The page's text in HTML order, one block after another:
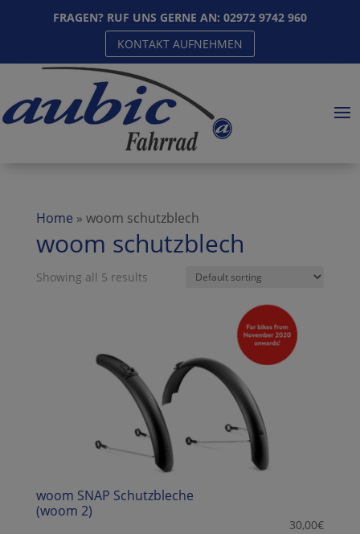
FRAGEN? RUF UNS GERNE AN: 02972 9742 960
KONTAKT AUFNEHMEN
Home » woom schutzblech
woom schutzblech
Showing all 5 results
woom SNAP Schutzbleche
(woom 2)
30,00€